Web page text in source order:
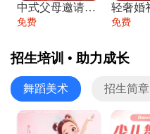
中式父母邀请函婚礼结婚请柬请贴父母邀请方
免费 免费
招生培训 • 助力成长
舞蹈美术 招生简章